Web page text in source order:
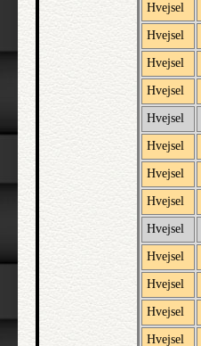
Hvejsel
Hvejsel
Hvejsel
Hvejsel
Hvejsel
Hvejsel
Hvejsel
Hvejsel
Hvejsel
Hvejsel
Hvejsel
Hvejsel
Hvejsel